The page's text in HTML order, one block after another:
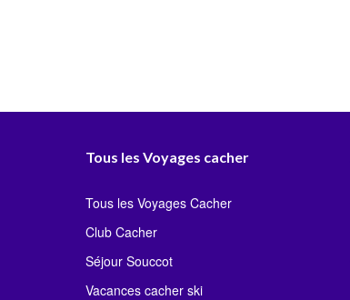
Tous les Voyages cacher
Tous les Voyages Cacher
Club Cacher
Séjour Souccot
Vacances cacher ski